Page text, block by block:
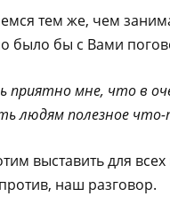
тем же, чем
было бы с Вами
приятно мне, что в
людям полезное
выставить для
наш разговор.